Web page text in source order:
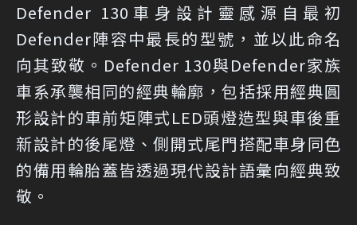
Defender 130車身設計靈感源自最初
Defender陣容中最長的型號，並以此命名
向其致敬。Defender 130與Defender家族
車系承襲相同的經典輪廓，包括採用經典圓
形設計的車前矩陣式LED頭燈造型與車後重
新設計的後尾燈、側開式尾門搭配車身同色
的備用輪胎蓋皆透過現代設計語彙向經典致
敬。